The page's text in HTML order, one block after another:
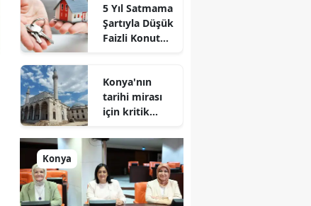
Gönder
5 Yıl Satmama
Şartıyla Düşük
Faizli Konut
Konya'nın
tarihi mirası
için kritik
durum
açıklandı
Konya